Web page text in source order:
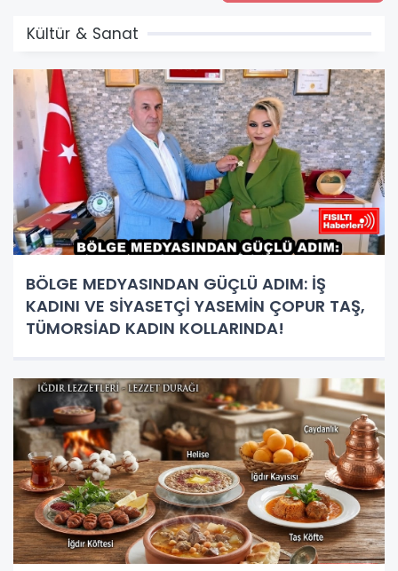
Kültür & Sanat
BÖLGE MEDYASINDAN GÜÇLÜ ADIM: İŞ
KADINI VE SİYASETÇİ YASEMİN ÇOPUR TAŞ,
TÜMORSİAD KADIN KOLLARINDA!